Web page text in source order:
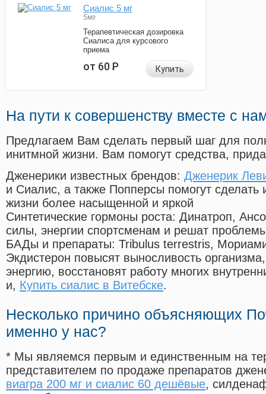
Сиалис 5 мг
5мг
Терапевтическая дозировка
Сиалиса для курсового
приема
от 60Р Купить
На пути к совершенству вместе с
Предлагаем Вам сделать первый шаг для
инитмной жизни. Вам помогут средства,
Дженерики известных брендов: Дженерик
и Сиалис, а также Попперсы помогут
жизни более насыщенной и яркой
Синтетические гормоны роста: Динатроп,
силы, энергии спортсменам и решат
БАДы и препараты: Tribulus terrestris,
Экдистерон повысят выносливость
энергию, восстановят работу многих
и, Купить сиалис в Витебске.
Несколько причино объясняющих
именно у нас?
* Мы являемся первым и единственным на
представителем по продаже препаратов
виагра 200 мг и сиалис 60 дешёвые,